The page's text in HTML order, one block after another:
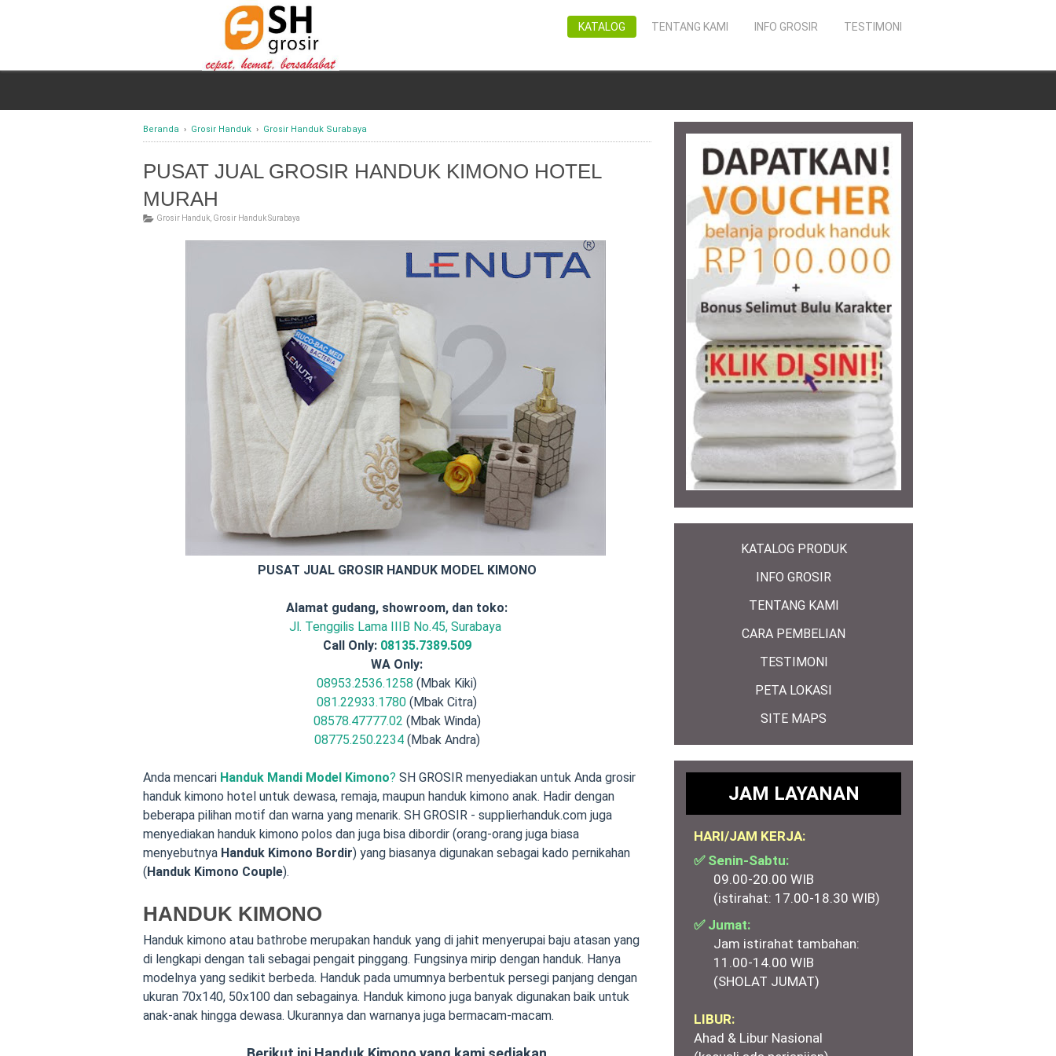
TESTIMONI
INFO GROSIR
TENTANG KAMI
KATALOG
Beranda › Grosir Handuk › Grosir Handuk Surabaya
PUSAT JUAL GROSIR HANDUK KIMONO HOTEL
MURAH
Grosir Handuk Grosir Handuk Surabaya
PUSAT JUAL GROSIR HANDUK MODEL KIMONO
Alamat gudang, showroom, dan toko:
Jl. Tenggilis Lama IIIB No.45, Surabaya
Call Only: 08135.7389.509
WA Only:
08953.2536.1258 (Mbak Kiki)
081.22933.1780 (Mbak Citra)
08578.47777.02 (Mbak Winda)
08775.250.2234(Mbak Andra)
Anda mencari Handuk Mandi Model Kimono? SH GROSIR menyediakan untuk Anda grosir
handuk kimono hotel untuk dewasa, remaja, maupun handuk kimono anak. Hadir dengan
beberapa pilihan motif dan warna yang menarik. SH GROSIR - supplierhanduk.com juga
menyediakan handuk kimono polos dan juga bisa dibordir (orang-orang juga biasa
menyebutnya Handuk Kimono Bordir) yang biasanya digunakan sebagai kado pernikahan
(Handuk Kimono Couple).
HANDUK KIMONO
Handuk kimono atau bathrobe merupakan handuk yang di jahit menyerupai baju atasan yang
di lengkapi dengan tali sebagai pengait pinggang. Fungsinya mirip dengan handuk. Hanya
modelnya yang sedikit berbeda. Handuk pada umumnya berbentuk persegi panjang dengan
ukuran 70x140, 50x100 dan sebagainya. Handuk kimono juga banyak digunakan baik untuk
anak-anak hingga dewasa. Ukurannya dan warnanya juga bermacam-macam.
KATALOG PRODUK
INFO GROSIR
TENTANG KAMI
CARA PEMBELIAN
TESTIMONI
PETA LOKASI
SITE MAPS
JAM LAYANAN
HARI/JAM KERJA:
✅ Senin-Sabtu:
09.00-20.00 WIB
(istirahat: 17.00-18.30 WIB)
✅ Jumat:
Jam istirahat tambahan:
11.00-14.00 WIB
(SHOLAT JUMAT)
LIBUR:
Ahad & Libur Nasional